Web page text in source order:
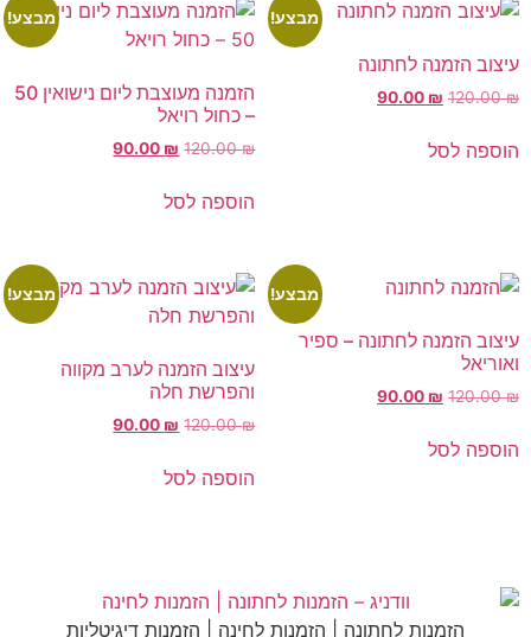
מבצע!
עיצוב הזמנה לחתונה
120.00₪
90.00 ₪
הוספה לסל
מבצע!
הזמנה מעוצבת ליום נישואין 50
– כחול רויאל
120.00₪
90.00 ₪
הוספה לסל
מבצע!
עיצוב הזמנה לחתונה – ספיר
ואוריאל
120.00₪
90.00 ₪
הוספה לסל
מבצע!
עיצוב הזמנה לערב מקווה
והפרשת חלה
120.00₪
90.00 ₪
הוספה לסל
הזמנות לחתונה | הזמנות לחינה | הזמנות דיגיטליות